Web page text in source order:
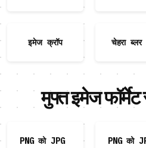
इमेज क्रॉप चेहरा
मुफ्त इमेज
PNG को JPG
PNG को